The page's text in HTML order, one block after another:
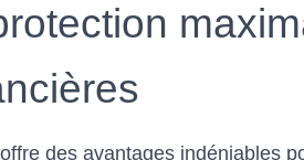
des avantages indéniables